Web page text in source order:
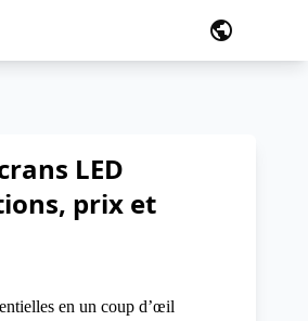
public
LED
prix et
en un coup d’œil